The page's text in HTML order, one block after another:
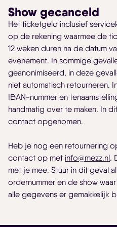
Show gecanceld
Het ticketgeld inclusief
op de rekening waarmee de
12 weken duren na de datum
evenement. In sommige
geanonimiseerd, in deze
niet automatisch retourneren.
IBAN-nummer en
handmatig over te maken. In
contact opgenomen.
Heb je nog een retournering
contact op met info@mezz.nl.
met je mee. Stuur in dit geval
ordernummer en de show
alle gegevens er gemakkelijk